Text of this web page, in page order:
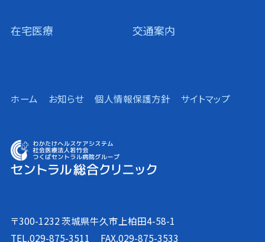
在宅医療 交通案内
ホーム お知らせ 個人情報保護方針 サイトマップ
〒300-1232 茨城県牛久市上柏田4-58-1
TEL.029-875-3511
FAX.029-875-3533